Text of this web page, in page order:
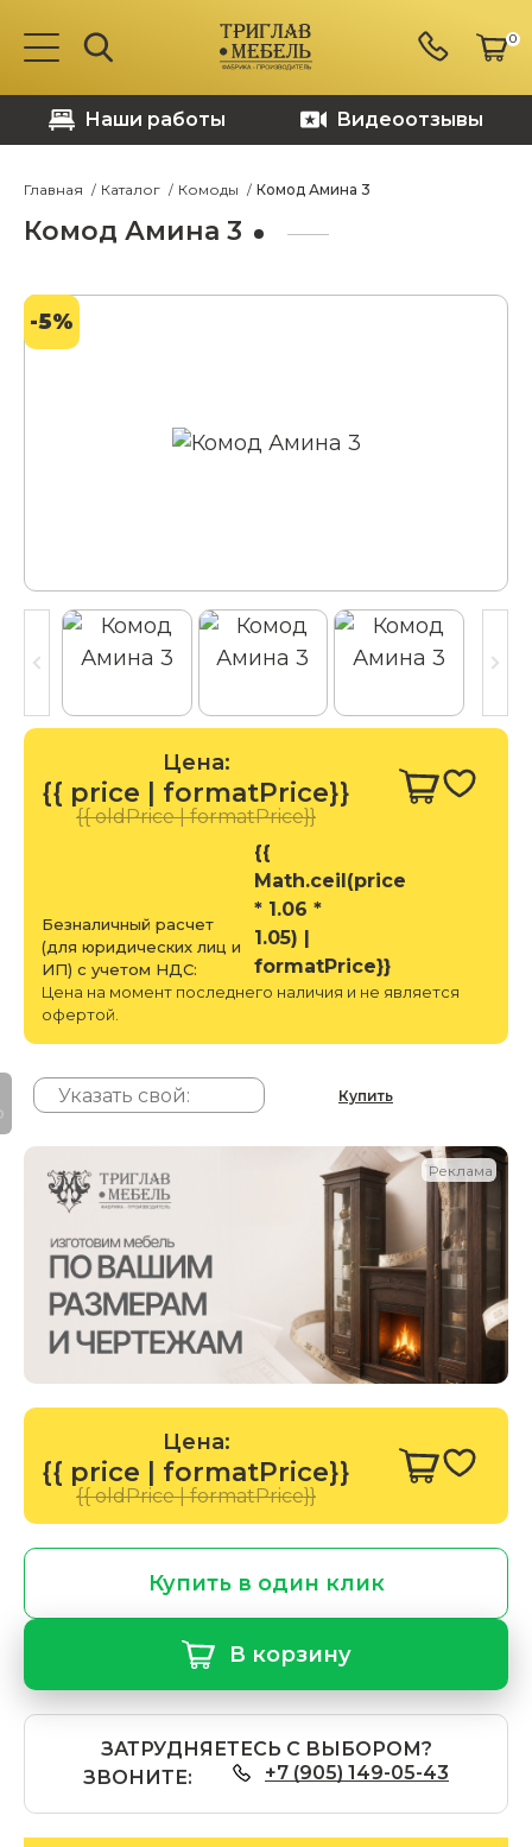
0
Наши работы Видеоотзывы
Главная Каталог Комоды Комод Амина 3
Комод Амина 3
-5%
Цена:
{{ price | formatPrice}}
{{ oldPrice | formatPrice}}
Безналичный расчет
(для юридических лиц и
ИП) с учетом НДС:
{{
Math.ceil(price
* 1.06 *
1.05) |
formatPrice}}
Цена на момент последнего наличия и не является
офертой.
Купить
Реклама
Цена:
{{ price | formatPrice}}
{{ oldPrice | formatPrice}}
Купить в один клик
В корзину
ЗАТРУДНЯЕТЕСЬ С ВЫБОРОМ?
ЗВОНИТЕ:
+7 (905) 149-05-43